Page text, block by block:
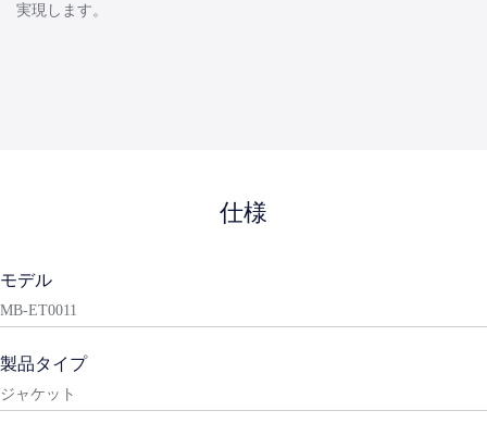
実現します。
仕様
モデル
MB-ET0011
製品タイプ
ジャケット